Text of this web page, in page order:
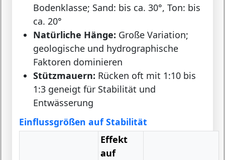
Bodenklasse; Sand: bis ca. 30°, Ton: bis
ca. 20°
Natürliche Hänge: Große Variation;
geologische und hydrographische
Faktoren dominieren
Stützmauern: Rücken oft mit 1:10 bis
1:3 geneigt für Stabilität und
Entwässerung
Einflussgrößen auf Stabilität
Effekt
auf